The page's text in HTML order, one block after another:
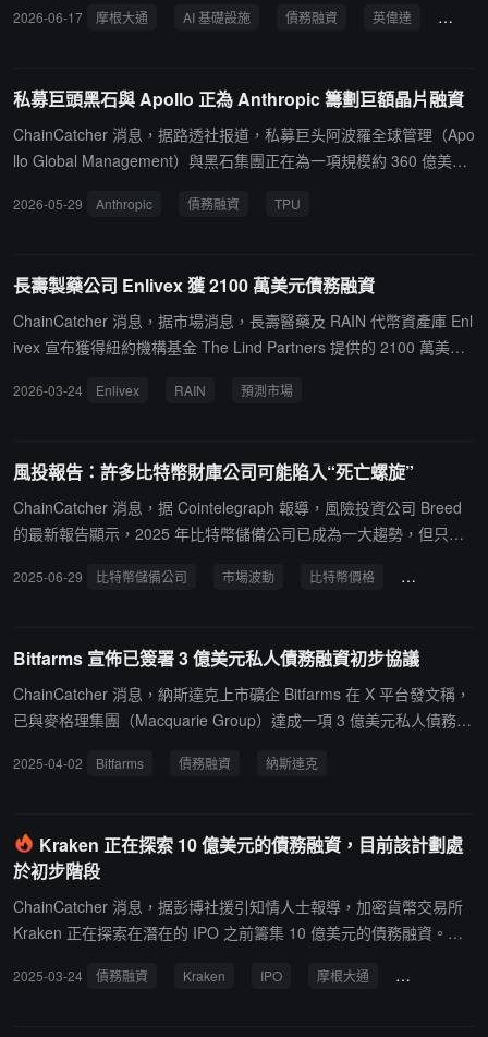
出，在這一超大規模數據中心的投資競賽中，約有 4.1 萬億美元將來
數據中心相關的債券發行規模已超過 3000 億美元。最新的典型案例
來自晶片巨頭英偉達（NVIDIA），該公司於本週一完成了 250 億美
元的投資級債券發行定價，這是其五年來首次重返債券市場。此次發
超額申購，最終發行規模較最初目標上調了 25%。研報強調，儘管英
選擇發行數千億美元債券。這表明此類發債並非因"缺錢融資"，而是
信用市場正在對 AI 資產進行定價確認。
2026-06-17 摩根大通 AI 基礎設施 債務融資 英偉達 數據
私募巨頭黑石與 Apollo 正為 Anthropic 籌劃巨額晶片融資
ChainCatcher 消息，据路透社报道，私募巨头阿波羅全球管理（Apo
llo Global Management）與黑石集團正在為一項規模約 360 億美元
基礎設施。知情人士透露，這筆債務融資將用於購買谷歌定制的 TPU
成為史上規模最大的私募信貸交易之一，同時也可能是迄今最大的一
筆晶片融資債務交易。該方案旨在借助博通的信用資質，為 Anthropi
c 提供算力支持。
2026-05-29 Anthropic 債務融資 TPU
長壽製藥公司 Enlivex 獲 2100 萬美元債務融資
ChainCatcher 消息，据市場消息，長壽醫藥及 RAIN 代幣資產庫 Enl
ivex 宣布獲得紐約機構基金 The Lind Partners 提供的 2100 萬美元
0 億枚 RAIN 代幣，並用於支持公司運營計劃。Enlivex 為納斯達克上
的去中心化預測市場協議代幣，其協議通過 AI 判定結果並採用回購
銷毀機制。Enlivex 股價當前約為 1.05 美元，日內下跌約 5%。
2026-03-24 Enlivex RAIN 預測市場
風投報告：許多比特幣財庫公司可能陷入“死亡螺旋”
ChainCatcher 消息，据 Cointelegraph 報導，風險投資公司 Breed
的最新報告顯示，2025 年比特幣儲備公司已成為一大趨勢，但只有
報告指出，許多比特幣財庫公司可能陷入"死亡螺旋"，尤其是那些股
倍數（MNAV）下降，進而使公司難以獲得債務和股權融資。隨著信
貸枯竭和債務到期， margin call（追加保證金通知）將迫使公司拋售
比特幣，進一步壓低市場價格，可能引發行業整合甚至長期市場低
明的行銷和獨特的策略，持續保持 MNAV 溢價並實現每股比特幣的
2025-06-29 比特幣儲備公司 市場波動 比特幣價格 股權融資
Bitfarms 宣佈已簽署 3 億美元私人債務融資初步協議
ChainCatcher 消息，納斯達克上市礦企 Bitfarms 在 X 平台發文稱，
已與麥格理集團（Macquarie Group）達成一項 3 億美元私人債務融
目開發，初始融資金額為 5000 萬美元，在獲得最終文件簽署後最高
2025-04-02 Bitfarms 債務融資 納斯達克
Kraken 正在探索 10 億美元的債務融資，目前該計劃處
於初步階段
ChainCatcher 消息，据彭博社援引知情人士報導，加密貨幣交易所
Kraken 正在探索在潛在的 IPO 之前籌集 10 億美元的債務融資。知
前該計劃尚處於初步階段。所籌集的任何債務都將用於推動公司增長
2025-03-24 債務融資 Kraken IPO 摩根大通 高盛集團